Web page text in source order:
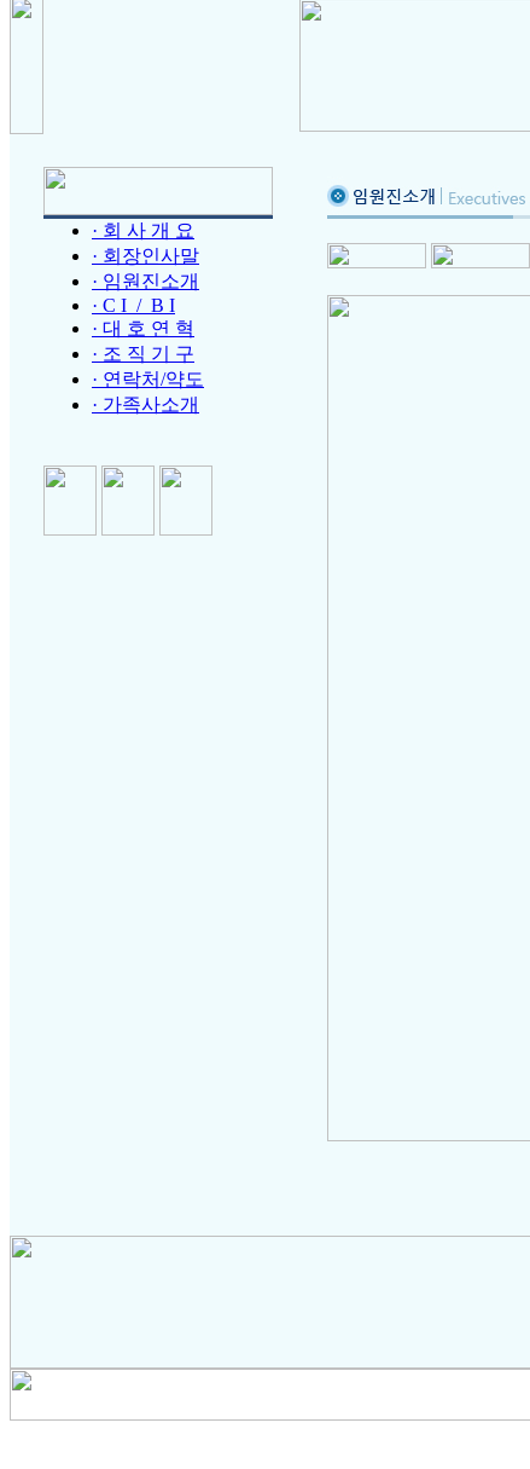
· 회 사 개 요
· 회장인사말
· 임원진소개
· C I / B I
· 대 호 연 혁
· 조 직 기 구
· 연락처/약도
· 가족사소개